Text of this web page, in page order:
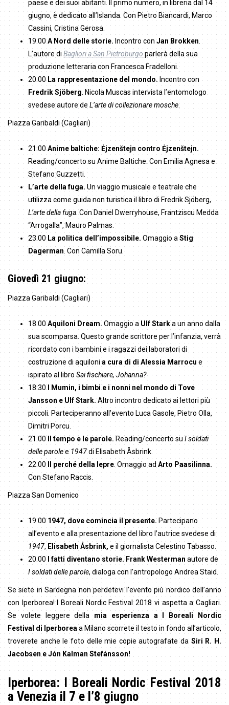
paese e dei suoi abitanti. Il primo numero, in libreria dal 14
giugno, è dedicato all’Islanda. Con Pietro Biancardi, Marco
Cassini, Cristina Gerosa.
19.00A Nord delle storie. Incontro con Jan Brokken.
L’autore di Bagliori a San Pietroburgoparlerà della sua
produzione letteraria con Francesca Fradelloni.
20.00 La rappresentazione del mondo. Incontro con
Fredrik Sjöberg. Nicola Muscas intervista l’entomologo
svedese autore deL’arte di collezionare mosche.
Piazza Garibaldi (Cagliari)
21:00Anime baltiche: Ėjzenštejn contro Ėjzenštejn.
Reading/concerto su Anime Baltiche. Con Emilia Agnesa e
Stefano Guzzetti.
L’arte della fuga. Un viaggio musicale e teatrale che
utilizza come guida non turistica il libro di Fredrik Sjöberg,
L’arte della fuga. Con Daniel Dwerryhouse, Frantziscu Medda
“Arrogalla”, Mauro Palmas.
23.00 La politica dell’impossibile. Omaggio aStig
Dagerman. Con Camilla Soru.
Giovedì 21 giugno:
Piazza Garibaldi (Cagliari)
18.00Aquiloni Dream. Omaggio a Ulf Starka un anno dalla
sua scomparsa. Questo grande scrittore per l’infanzia, verrà
ricordato con i bambini e i ragazzi dei laboratori di
costruzione di aquilonia cura di di Alessia Marrocue
ispirato al libro Sai fischiare, Johanna?
18:30 I Mumin, i bimbi e i nonni nel mondo di Tove
Jansson e Ulf Stark.Altro incontro dedicato ai lettori più
piccoli. Parteciperanno all’evento Luca Gasole, Pietro Olla,
Dimitri Porcu.
21.00
Il tempo e le parole.Reading/concerto suI soldati
delle parolee1947di Elisabeth Åsbrink.
22.00
Il perché della lepre. Omaggio adArto Paasilinna.
Con Stefano Raccis.
Piazza San Domenico
19.001947, dove comincia il presente. Partecipano
all’evento e alla presentazione del libro l’autrice svedese di
1947, Elisabeth Åsbrink, e il giornalista Celestino Tabasso.
20.00 I fatti diventano storie. Frank Westerman autore de
I soldati delle parole, dialoga con l’antropologo Andrea Staid.
Se siete in Sardegna non perdetevi l’evento più nordico dell’anno
con Iperborea! I Boreali Nordic Festival 2018 vi aspetta a Cagliari.
Se volete leggere della mia esperienza a I Boreali Nordic
Festival di Iperboreaa Milano scorrete il testo in fondo all’articolo,
troverete anche le foto delle mie copie autografate da Siri R. H.
Jacobsen eJón Kalman Stefánsson!
Iperborea: I Boreali Nordic Festival 2018
a Venezia il 7 e l’8 giugno